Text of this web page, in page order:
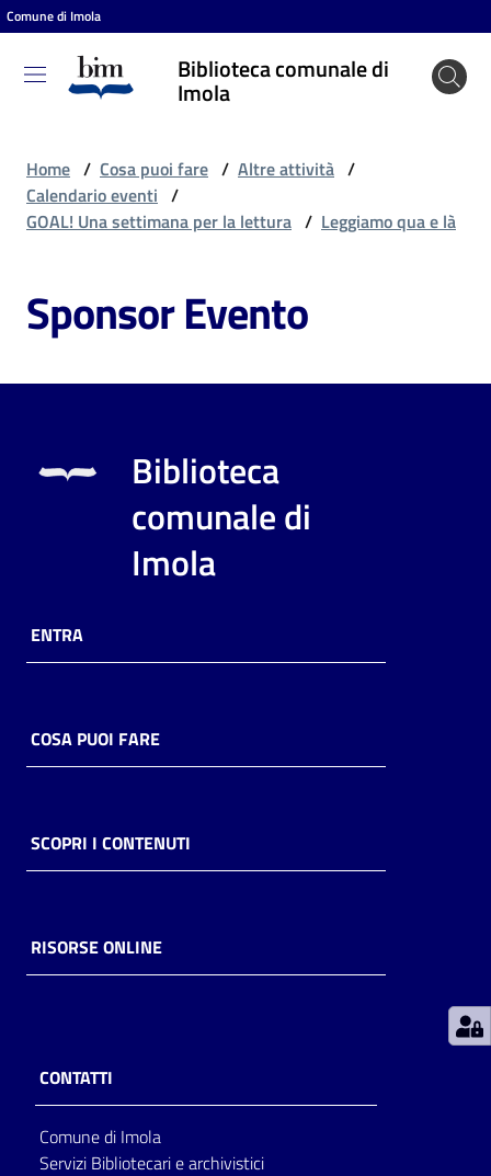
Vai al contenuto
Vai alla navigazione
Vai al footer
Comune di Imola
Biblioteca comunale di
Imola
Biblioteca
comunale
Cosa
fare
Scopri
online
Piani
Decentrate
Home / Cosa puoi fare / Altre attività /
Calendario eventi /
GOAL! Una settimana per la lettura / Leggiamo qua e là
Sponsor Evento
Biblioteca
comunale di
Imola
ENTRA
COSA PUOI FARE
SCOPRI I CONTENUTI
RISORSE ONLINE
CONTATTI
Comune di Imola
Servizi Bibliotecari e archivistici